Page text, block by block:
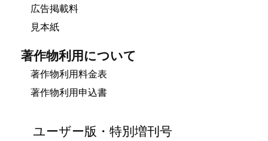
広告掲載料
見本紙
著作物利用について
著作物利用料金表
著作物利用申込書
ユーザー版・特別増刊号